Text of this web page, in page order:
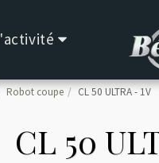
Robot coupe CL 50 ULTRA - 1V
CL 50